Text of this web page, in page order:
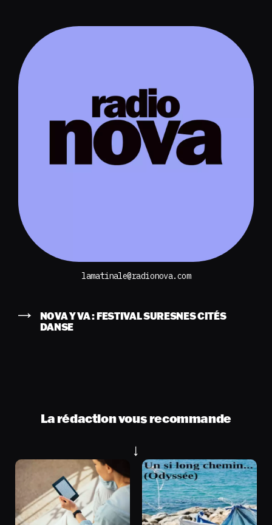
lamatinale@radionova.com
NOVA Y VA : FESTIVAL SURESNES CITÉS
DANSE
La rédaction vous recommande